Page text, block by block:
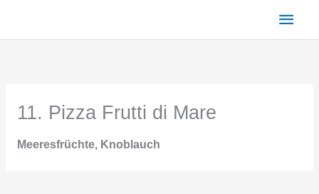
11. Pizza Frutti di Mare
Meeresfrüchte, Knoblauch